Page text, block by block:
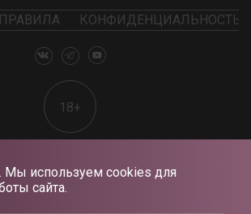
Мы используем cookies для
сайта.
ПРАВИЛА КОНФИДЕНЦИАЛЬНОСТЬ
18+